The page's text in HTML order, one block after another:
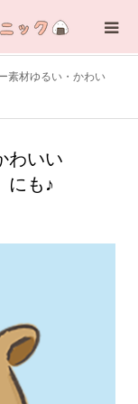
素材ゆるい・かわい
わいい
にも♪